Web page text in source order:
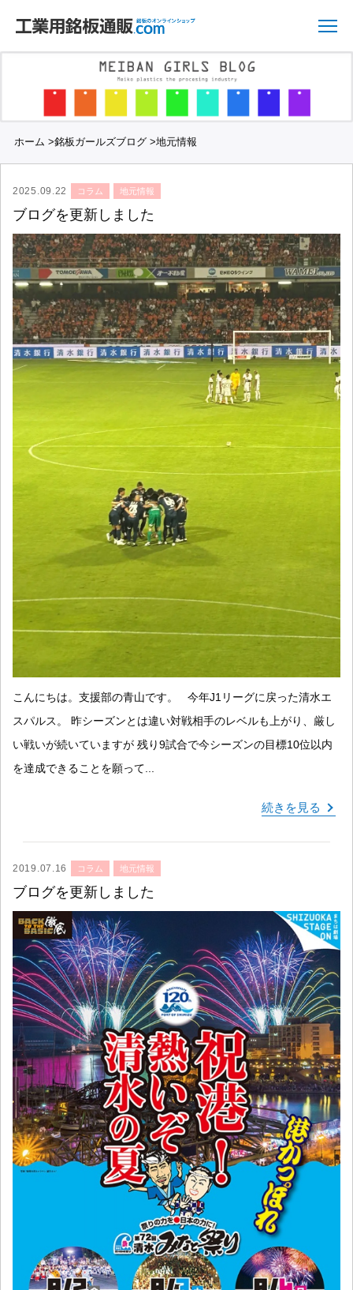
ホーム >銘板ガールズブログ>地元情報
2025.09.22 コラム 地元情報
ブログを更新しました
こんにちは。支援部の青山です。 今年J1リーグに戻った清水エ
スパルス。 昨シーズンとは違い対戦相手のレベルも上がり、厳し
い戦いが続いていますが 残り9試合で今シーズンの目標10位以内
を達成できることを願って...
続きを見る
2019.07.16 コラム 地元情報
ブログを更新しました